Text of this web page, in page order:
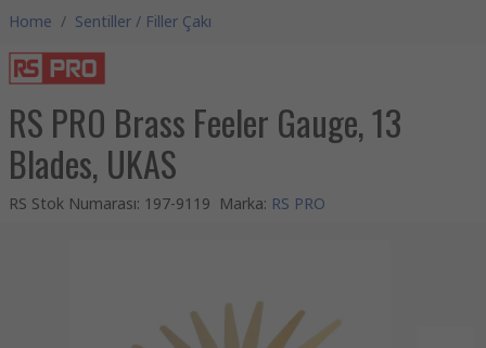
Home / Sentiller / Filler Çakı
RS PRO Brass Feeler Gauge, 13
Blades, UKAS
RS Stok Numarası: 197-9119 Marka: RS PRO